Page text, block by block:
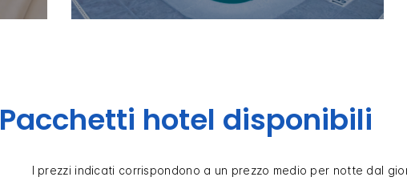
Pacchetti hotel disponibili
I prezzi indicati corrispondono a un prezzo medio per notte dal